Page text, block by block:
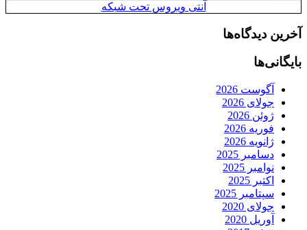
آنتی ویروس تحت شبکه
آخرین دیدگاه‌ها
بایگانی‌ها
آگوست 2026
جولای 2026
ژوئن 2026
فوریه 2026
ژانویه 2026
دسامبر 2025
نوامبر 2025
اکتبر 2025
سپتامبر 2025
جولای 2020
آوریل 2020